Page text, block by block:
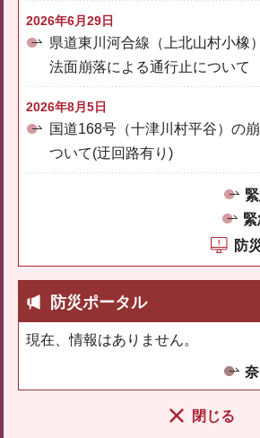
2026年6月29日
県道東川河合線（上北山村小橡
法面崩落による通行止について
2026年8月5日
国道168号（十津川村平谷）の
ついて(迂回路有り)
防
防災ポータル
現在、情報はありません。
閉じる